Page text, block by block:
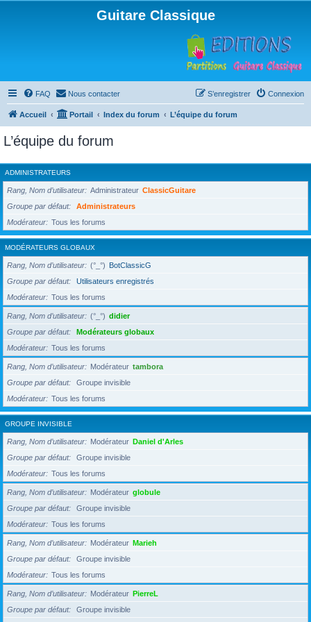
Guitare Classique
FAQ Nous contacter Connexion
S’enregistrer
Accueil Portail Index du forum L’équipe du forum
L’équipe du forum
ADMINISTRATEURS
Rang, Nom d’utilisateur Administrateur ClassicGuitare
Groupe par défaut
Administrateurs
Modérateur
Tous les forums
MODÉRATEURS GLOBAUX
Rang, Nom d’utilisateur (°_°) BotClassicG
Groupe par défaut
Utilisateurs enregistrés
Modérateur
Tous les forums
Rang, Nom d’utilisateur (°_°) didier
Groupe par défaut
Modérateurs globaux
Modérateur
Tous les forums
Rang, Nom d’utilisateur Modérateur tambora
Groupe par défaut
Groupe invisible
Modérateur
Tous les forums
GROUPE INVISIBLE
Rang, Nom d’utilisateur Modérateur Daniel d'Arles
Groupe par défaut
Groupe invisible
Modérateur
Tous les forums
Rang, Nom d’utilisateur Modérateur globule
Groupe par défaut
Groupe invisible
Modérateur
Tous les forums
Rang, Nom d’utilisateur Modérateur Marieh
Groupe par défaut
Groupe invisible
Modérateur
Tous les forums
Rang, Nom d’utilisateur Modérateur PierreL
Groupe par défaut
Groupe invisible